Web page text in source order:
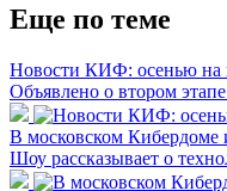
Еще по теме
Новости КИФ: осенью на
Объявлено о втором
В московском Кибердоме
Шоу рассказывает о